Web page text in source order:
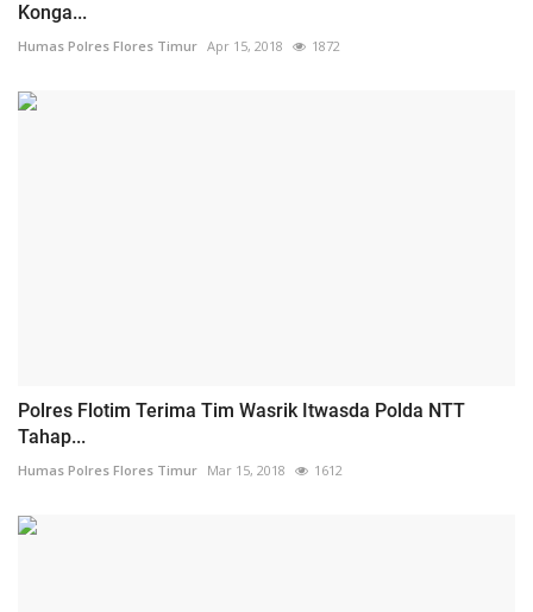
Konga...
Humas Polres Flores Timur Apr 15, 2018 1872
Polres Flotim Terima Tim Wasrik Itwasda Polda NTT
Tahap...
Humas Polres Flores Timur Mar 15, 2018 1612